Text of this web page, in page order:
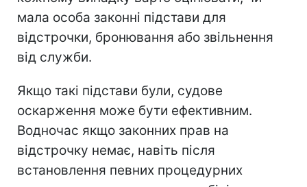
мала особа законні підстави для
відстрочки, бронювання або звільнення
від служби.
Якщо такі підстави були, судове
оскарження може бути ефективним.
Водночас якщо законних прав на
відстрочку немає, навіть після
встановлення певних процедурних